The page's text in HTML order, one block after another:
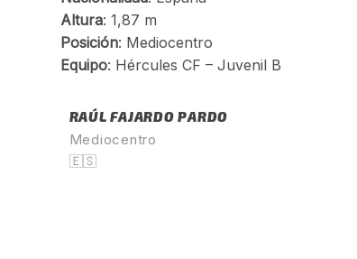
RAÚL FAJARDO PARDO
Mediocentro
🇪🇸